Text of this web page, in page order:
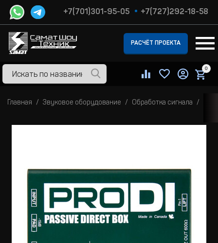
+7(701)301-95-05 +7(727)292-18-58
РАСЧЁТ ПРОЕКТА
0
Главная Звуковое оборудование Обработка сигнала